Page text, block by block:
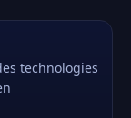
technologies